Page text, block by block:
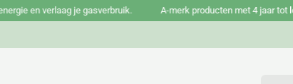
en verlaag je gasverbruik. A-merk producten met 4 jaar tot